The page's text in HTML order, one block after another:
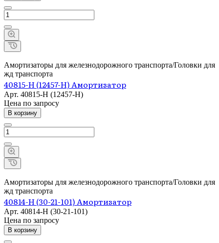
Амортизаторы для железнодорожного транспорта/Головки для
жд транспорта
40815-Н (12457-Н) Амортизатор
Арт. 40815-Н (12457-Н)
Цена по запросу
В корзину
Амортизаторы для железнодорожного транспорта/Головки для
жд транспорта
40814-Н (30-21-101) Амортизатор
Арт. 40814-Н (30-21-101)
Цена по запросу
В корзину